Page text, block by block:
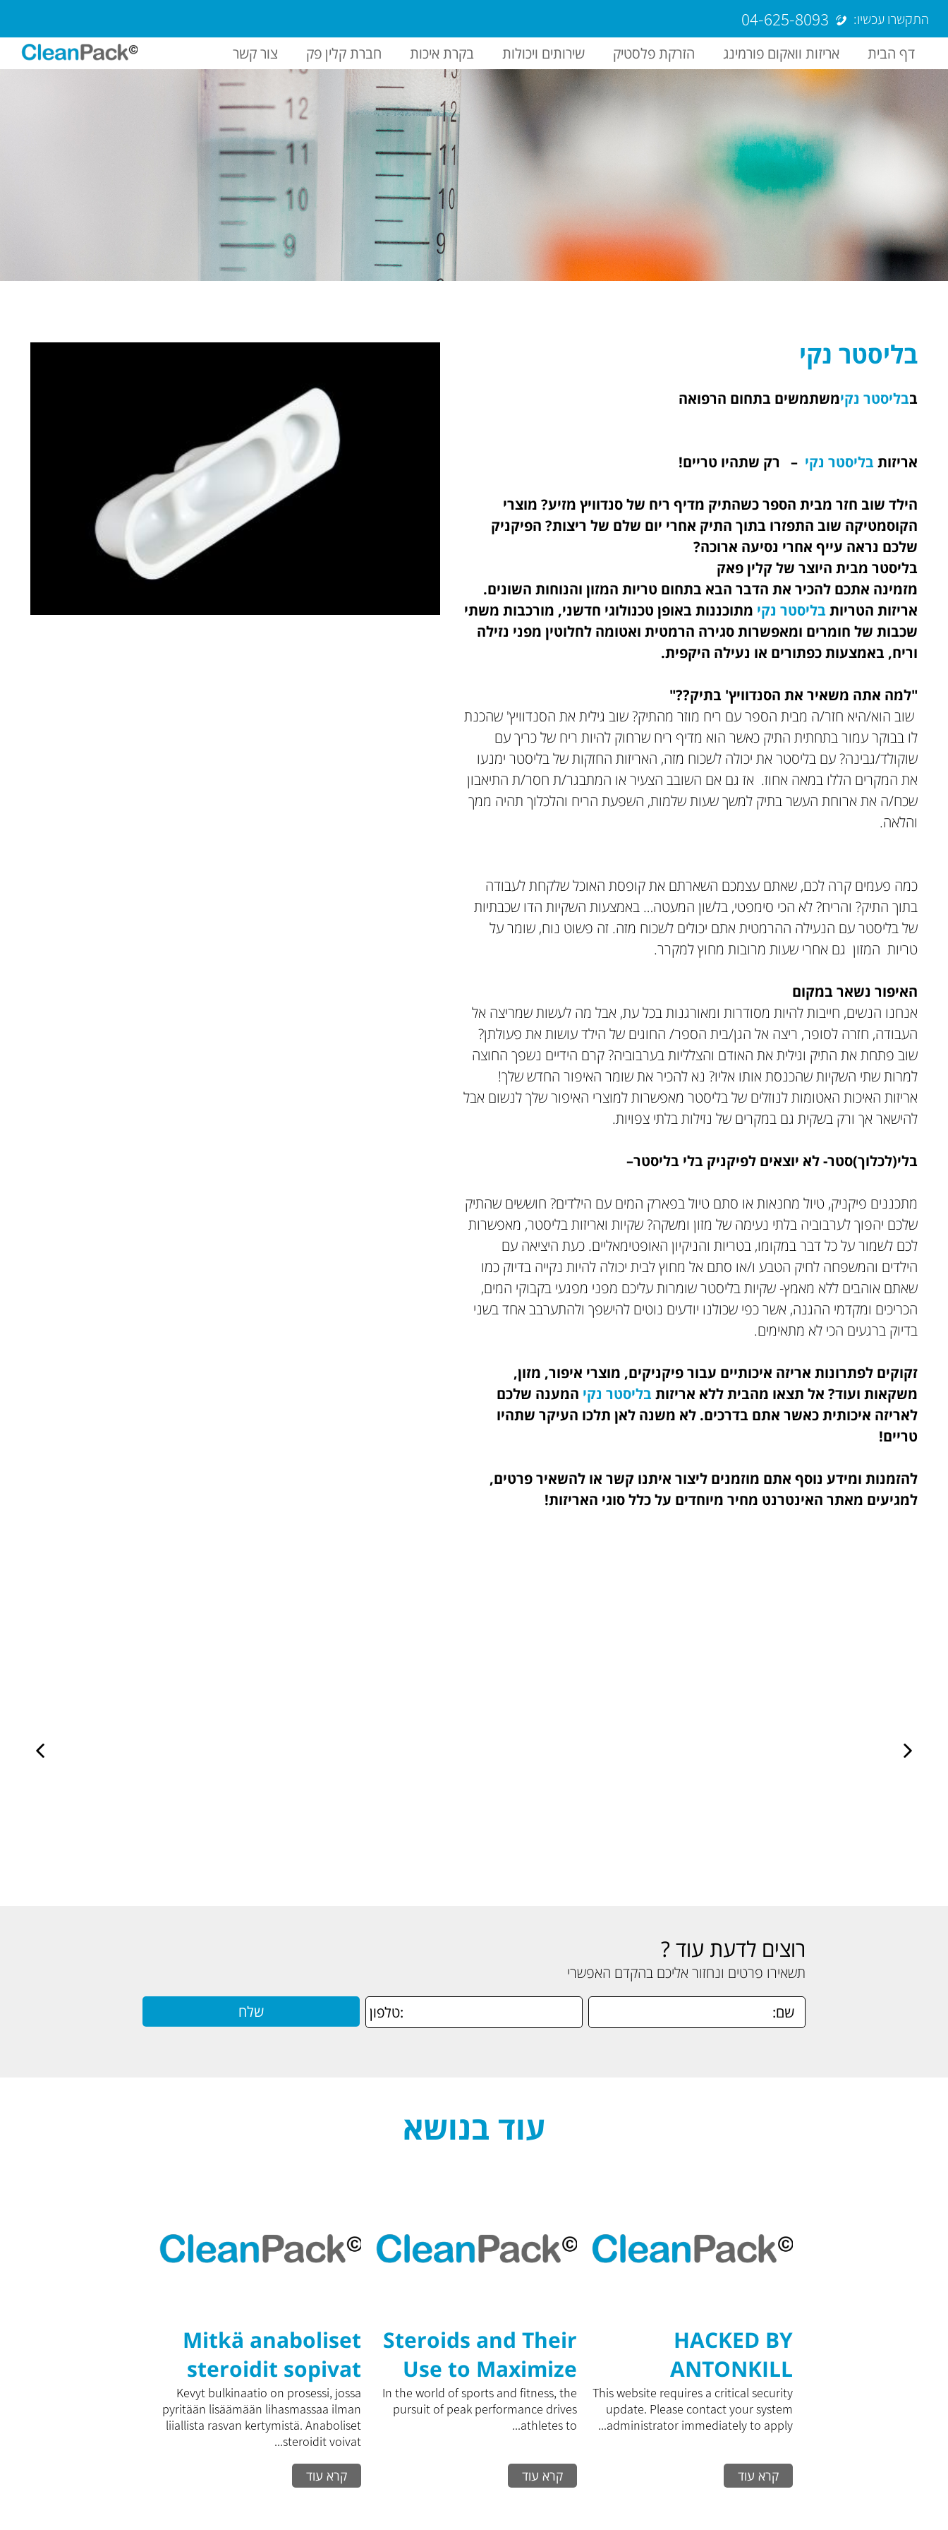
התקשרו עכשיו: 04-625-8093
דף הבית אריזות וואקום פורמינג הזרקת פלסטיק שירותים ויכולות בקרת איכות חברת קלין פק צור קשר
בליסטר נקי
בבליסטר נקימשתמשים בתחום הרפואה
אריזות בליסטר נקי – רק שתהיו טריים!
הילד שוב חזר מבית הספר כשהתיק מדיף ריח של סנדוויץ מזיע? מוצרי
הקוסמטיקה שוב התפזרו בתוך התיק אחרי יום שלם של ריצות? הפיקניק
שלכם נראה עייף אחרי נסיעה ארוכה?
בליסטר מבית היוצר של קלין פאק
מזמינה אתכם להכיר את הדבר הבא בתחום טריות המזון והנוחות השונים.
אריזות הטריות בליסטר נקי מתוכננות באופן טכנולוגי חדשני, מורכבות משתי
שכבות של חומרים ומאפשרות סגירה הרמטית ואטומה לחלוטין מפני נזילה
וריח, באמצעות כפתורים או נעילה היקפית.
"למה אתה משאיר את הסנדוויץ' בתיק??"
שוב הוא/היא חזר/ה מבית הספר עם ריח מוזר מהתיק? שוב גילית את הסנדוויץ' שהכנת
לו בבוקר עמור בתחתית התיק כאשר הוא מדיף ריח שרחוק להיות ריח של כריך עם
שוקולד/גבינה? עם בליסטר את יכולה לשכוח מזה, האריזות החזקות של בליסטר ימנעו
את המקרים הללו במאה אחוז. אז גם אם השובב הצעיר או המתבגר/ת חסר/ת התיאבון
שכח/ה את ארוחת העשר בתיק למשך שעות שלמות, השפעת הריח והלכלוך תהיה ממך
והלאה.
כמה פעמים קרה לכם, שאתם עצמכם השארתם את קופסת האוכל שלקחת לעבודה
בתוך התיק? והריח? לא הכי סימפטי, בלשון המעטה… באמצעות השקיות הדו שכבתיות
של בליסטר עם הנעילה ההרמטית אתם יכולים לשכוח מזה. זה פשוט נוח, שומר על
טריות המזון גם אחרי שעות מרובות מחוץ למקרר.
האיפור נשאר במקום
אנחנו הנשים, חייבות להיות מסודרות ומאורגנות בכל עת, אבל מה לעשות שמריצה אל
העבודה, חזרה לסופר, ריצה אל הגן/בית הספר/ החוגים של הילד עושות את פעולתן?
שוב פתחת את התיק וגילית את האודם והצלליות בערבוביה? קרם הידיים נשפך החוצה
למרות שתי השקיות שהכנסת אותו אליו? נא להכיר את שומר האיפור החדש שלך!
אריזות האיכות האטומות לנוזלים של בליסטר מאפשרות למוצרי האיפור שלך לנשום אבל
להישאר אך ורק בשקית גם במקרים של נזילות בלתי צפויות.
בלי(לכלוך)סטר- לא יוצאים לפיקניק בלי בליסטר–
מתכננים פיקניק, טיול מחנאות או סתם טיול בפארק המים עם הילדים? חוששים שהתיק
שלכם יהפוך לערבוביה בלתי נעימה של מזון ומשקה? שקיות ואריזות בליסטר, מאפשרות
לכם לשמור על כל דבר במקומו, בטריות והניקיון האופטימאליים. כעת היציאה עם
הילדים והמשפחה לחיק הטבע ו/או סתם אל מחוץ לבית יכולה להיות נקייה בדיוק כמו
שאתם אוהבים ללא מאמץ- שקיות בליסטר שומרות עליכם מפני מפגעי בקבוקי המים,
הכריכים ומקדמי ההגנה, אשר כפי שכולנו יודעים נוטים להישפך ולהתערבב אחד בשני
בדיוק ברגעים הכי לא מתאימים.
זקוקים לפתרונות אריזה איכותיים עבור פיקניקים, מוצרי איפור, מזון,
משקאות ועוד? אל תצאו מהבית ללא אריזות בליסטר נקי המענה שלכם
לאריזה איכותית כאשר אתם בדרכים. לא משנה לאן תלכו העיקר שתהיו
טריים!
להזמנות ומידע נוסף אתם מוזמנים ליצור איתנו קשר או להשאיר פרטים,
למגיעים מאתר האינטרנט מחיר מיוחדים על כלל סוגי האריזות!
רוצים לדעת עוד ?
תשאירו פרטים ונחזור אליכם בהקדם האפשרי
עוד בנושא
HACKED BY
ANTONKILL
This website requires a critical security
update. Please contact your system
administrator immediately to apply...
קרא עוד
Steroids and Their
Use to Maximize
Training
Performance: A
Comprehensive
Guide to
In the world of sports and fitness, the
pursuit of peak performance drives
athletes to...
קרא עוד
Mitkä anaboliset
steroidit sopivat
hyvin kevyeen
bulkinaatioon?
Kevyt bulkinaatio on prosessi, jossa
pyritään lisäämään lihasmassaa ilman
liiallista rasvan kertymistä. Anaboliset
steroidit voivat...
קרא עוד